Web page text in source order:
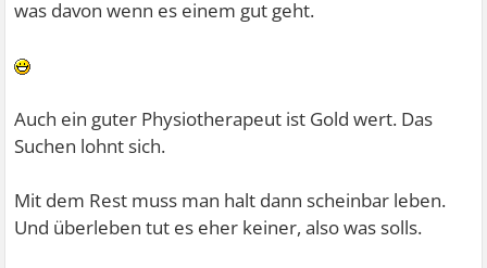
was davon wenn es einem gut geht.
Auch ein guter Physiotherapeut ist Gold wert. Das
Suchen lohnt sich.
Mit dem Rest muss man halt dann scheinbar leben.
Und überleben tut es eher keiner, also was solls.